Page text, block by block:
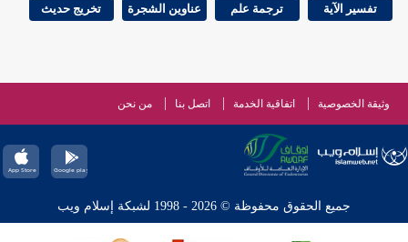
تفسير الآية ترجمة علم عناوين الشجرة تخريج حديث
وثيقة الخصوصية اتفاقية الخدمة اتصل بنا من نحن
جميع الحقوق محفوظة © 2026 - 1998 لشبكة إسلام ويب